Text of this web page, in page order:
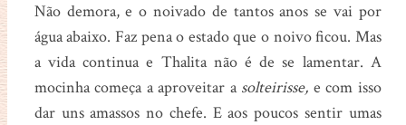
Não demora, e o noivado de tantos anos se vai por
água abaixo. Faz pena o estado que o noivo ficou. Mas
a vida continua e Thalita não é de se lamentar. A
mocinha começa a aproveitar a solteirisse, e com isso
dar uns amassos no chefe. E aos poucos sentir umas